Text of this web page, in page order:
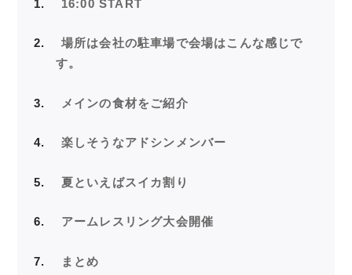
1 16:00 START
2
場所は会社の駐車場で会場はこんな感じで
す。
3 メインの食材をご紹介
4 楽しそうなアドシンメンバー
5 夏といえばスイカ割り
6 アームレスリング大会開催
7 まとめ